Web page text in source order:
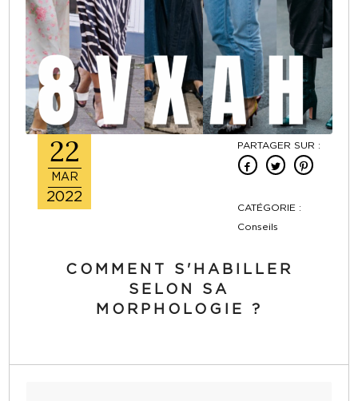
22
MAR
2022
PARTAGER SUR :
CATÉGORIE :
Conseils
COMMENT S'HABILLER
SELON SA
MORPHOLOGIE ?